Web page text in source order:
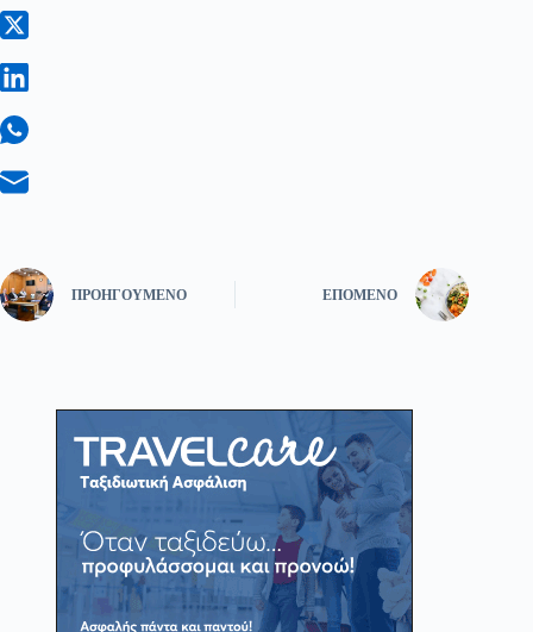
ΠΡΟΗΓΟΎΜΕΝΟ ΕΠΌΜΕΝΟ